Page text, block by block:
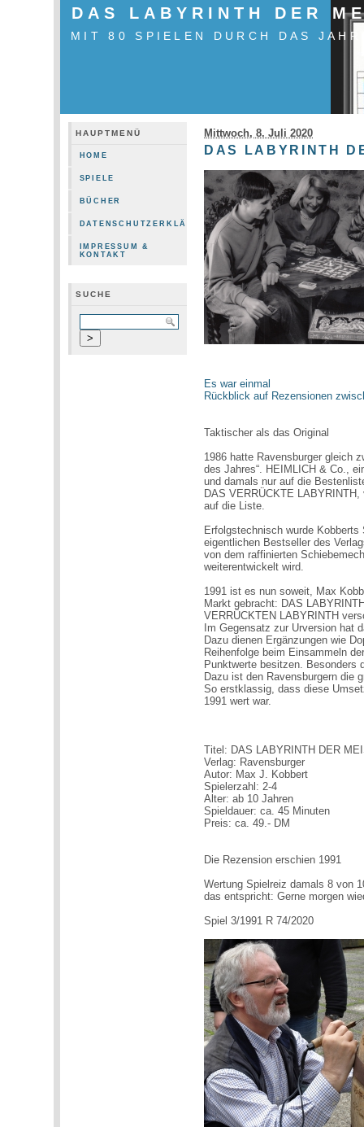
DAS LABYRINTH DER
MIT 80 SPIELEN DURCH DAS JAHR
HAUPTMENÜ
HOME
SPIELE
BÜCHER
DATENSCHUTZERKLÄRUNG
IMPRESSUM &
KONTAKT
SUCHE
Mittwoch, 8. Juli 2020
DAS LABYRINTH
Es war einmal
Rückblick auf Rezensionen
Taktischer als das Original
1986 hatte Ravensburger gleich
des Jahres“. HEIMLICH & Co.,
und damals nur auf die
DAS VERRÜCKTE
auf die Liste.
Erfolgstechnisch wurde
eigentlichen Bestseller des
von dem raffinierten
weiterentwickelt wird.
1991 ist es nun soweit, Max
Markt gebracht: DAS
VERRÜCKTEN LABYRINTH
Im Gegensatz zur Urversion hat
Dazu dienen Ergänzungen wie
Reihenfolge beim Einsammeln
Punktwerte besitzen. Besonders
Dazu ist den Ravensburgern die
So erstklassig, dass diese
1991 wert war.
Titel: DAS LABYRINTH DER
Verlag: Ravensburger
Autor: Max J. Kobbert
Spielerzahl: 2-4
Alter: ab 10 Jahren
Spieldauer: ca. 45 Minuten
Preis: ca. 49.- DM
Die Rezension erschien 1991
Wertung Spielreiz damals 8 von
das entspricht: Gerne morgen
Spiel 3/1991 R 74/2020